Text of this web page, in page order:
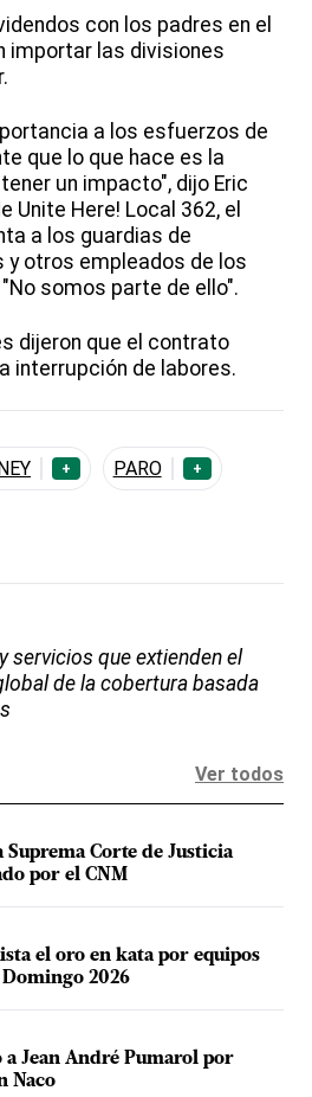
con los padres en el
importar las divisiones
a los esfuerzos de
que lo que hace es la
un impacto", dijo Eric
Unite Here! Local 362, el
a los guardias de
y otros empleados de los
somos parte de ello".
dijeron que el contrato
interrupción de labores.
+ PARO +
servicios que extienden el
de la cobertura basada
Ver todos
Suprema Corte de Justicia
por el CNM
el oro en kata por equipos
2026
a Jean André Pumarol por
Naco